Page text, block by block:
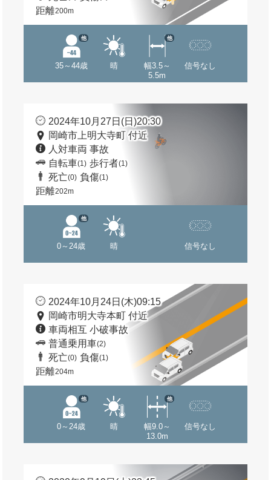
距離200m
35～44歳
他
晴
幅3.5～
5.5m
他
信号なし
2024年10月27日(日)20:30
岡崎市上明大寺町 付近
人対車両 事故
自転車(1) 歩行者(1)
死亡(0) 負傷(1)
距離202m
0～24歳
他
晴 信号なし
2024年10月24日(木)09:15
岡崎市明大寺本町 付近
車両相互 小破事故
普通乗用車(2)
死亡(0) 負傷(1)
距離204m
0～24歳
他
晴
幅9.0～
13.0m
他
信号なし